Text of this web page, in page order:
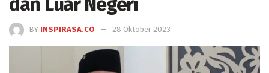
BY INSPIRASA.CO 28 Oktober 2023